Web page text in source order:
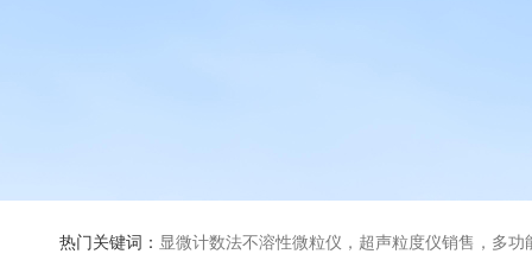
热门关键词： 显微计数法不溶性微粒仪，超声粒度仪销售，多功能超声粒度分析仪，粒度及